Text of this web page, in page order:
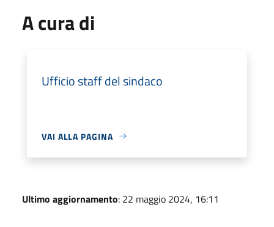
A cura di
Ufficio staff del sindaco
VAI ALLA PAGINA
Ultimo aggiornamento: 22 maggio 2024, 16:11